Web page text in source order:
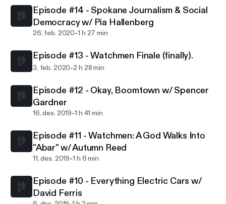
Episode #14 - Spokane Journalism & Social
Democracy w/ Pia Hallenberg
26. feb. 2020-1 h 27 min
Episode #13 - Watchmen Finale (finally).
3. feb. 2020-2 h 28 min
Episode #12 - Okay, Boomtown w/ Spencer
Gardner
16. des. 2019-1 h 41 min
Episode #11 - Watchmen: A God Walks Into
"Abar" w/ Autumn Reed
11. des. 2019-1 h 6 min
Episode #10 - Everything Electric Cars w/
David Ferris